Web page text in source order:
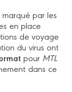
par les
en place
de voyage
du virus ont
pour MTL
dans ce